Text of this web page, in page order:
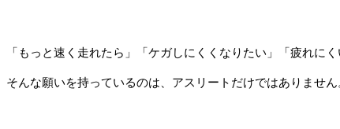
「もっと速く走れたら」「ケガしにくくなりたい」「疲れにく
そんな願いを持っているのは、アスリートだけではありませ